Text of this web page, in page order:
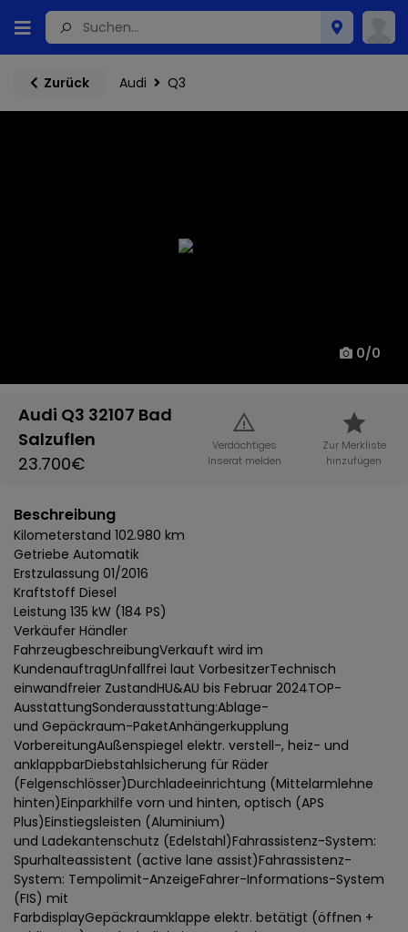
Zurück Audi Q3
0/0
Audi Q3 32107 Bad
Salzuflen
23.700€
Verdächtiges
Inserat melden
Zur Merkliste
hinzufügen
Beschreibung
Kilometerstand 102.980 km
Getriebe Automatik
Erstzulassung 01/2016
Kraftstoff Diesel
Leistung 135 kW (184 PS)
Verkäufer Händler
FahrzeugbeschreibungVerkauft wird im
KundenauftragUnfallfrei laut VorbesitzerTechnisch
einwandfreier ZustandHU&AU bis Februar 2024TOP-
AusstattungSonderausstattung:Ablage-
und Gepäckraum-PaketAnhängerkupplung
VorbereitungAußenspiegel elektr. verstell-, heiz- und
anklappbarDiebstahlsicherung für Räder
(Felgenschlösser)Durchladeeinrichtung (Mittelarmlehne
hinten)Einparkhilfe vorn und hinten, optisch (APS
Plus)Einstiegsleisten (Aluminium)
und Ladekantenschutz (Edelstahl)Fahrassistenz-System:
Spurhalteassistent (active lane assist)Fahrassistenz-
System: Tempolimit-AnzeigeFahrer-Informations-System
(FIS) mit
FarbdisplayGepäckraumklappe elektr. betätigt (öffnen +